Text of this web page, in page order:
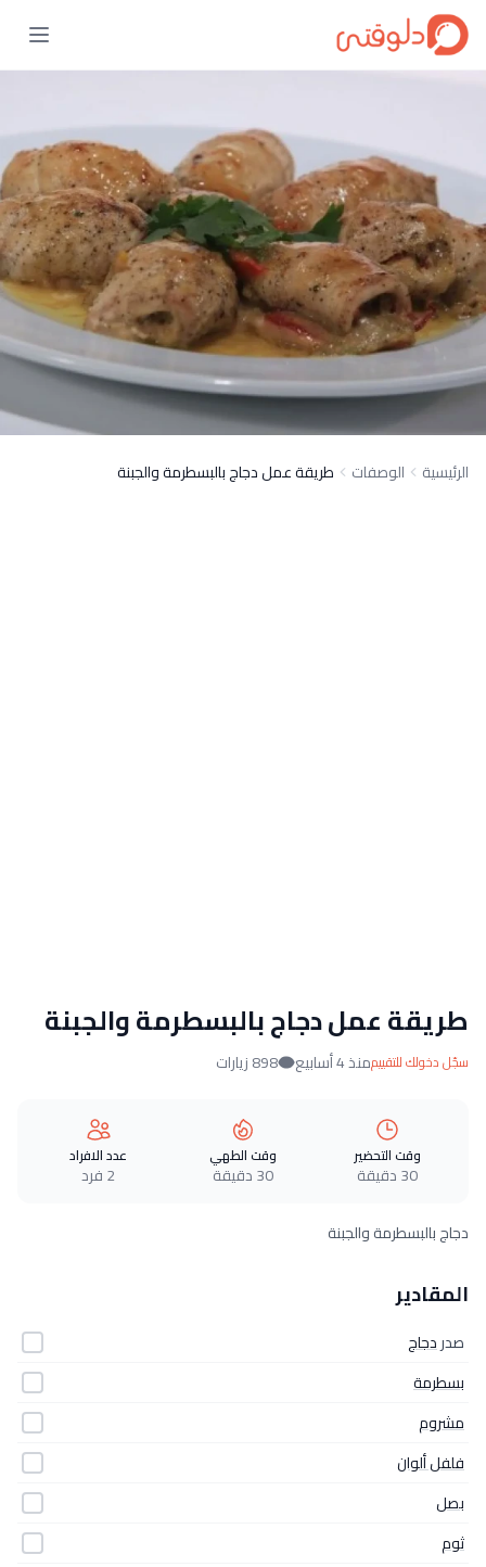
الرئيسية الوصفات طريقة عمل دجاج بالبسطرمة والجبنة
طريقة عمل دجاج بالبسطرمة والجبنة
سجّل دخولك للتقييممنذ 4 أسابيع 898 زيارات
وقت التحضير
30 دقيقة
وقت الطهي
30 دقيقة
عدد الافراد
2 فرد
دجاج بالبسطرمة والجبنة
المقادير
صدردجاج
بسطرمة
مشروم
فلفل ألوان
بصل
ثوم